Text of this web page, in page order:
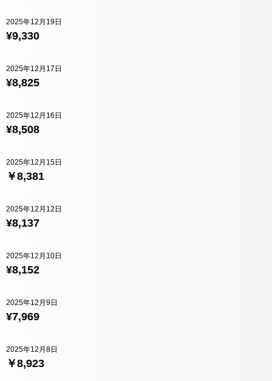
¥9,330
2025年12月19日
¥8,825
2025年12月17日
¥8,508
2025年12月16日
￥8,381
2025年12月15日
¥8,137
2025年12月12日
¥8,152
2025年12月10日
¥7,969
2025年12月9日
￥8,923
2025年12月8日